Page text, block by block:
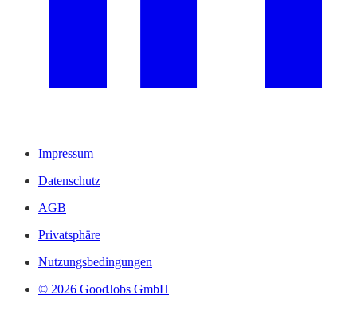
Impressum
Datenschutz
AGB
Privatsphäre
Nutzungsbedingungen
© 2026 GoodJobs GmbH